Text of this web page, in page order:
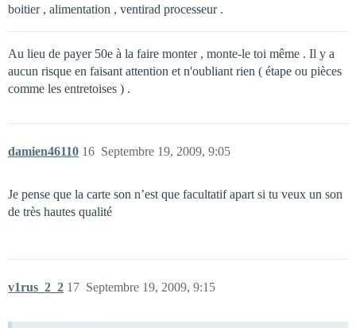
boitier , alimentation , ventirad processeur .
Au lieu de payer 50e à la faire monter , monte-le toi même . Il y a
aucun risque en faisant attention et n'oubliant rien ( étape ou pièces
comme les entretoises ) .
damien46110 Septembre 19, 2009, 9:05
16
Je pense que la carte son n’est que facultatif apart si tu veux un son
de très hautes qualité
v1rus_2_2 Septembre 19, 2009, 9:15
17